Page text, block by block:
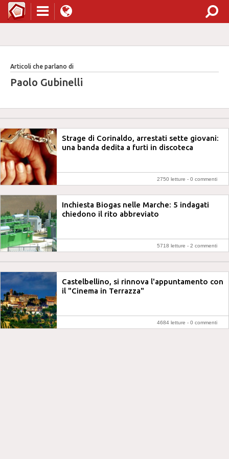
Articoli che parlano di
Paolo Gubinelli
Strage di Corinaldo, arrestati sette giovani:
una banda dedita a furti in discoteca
2750 letture - 0 commenti
Inchiesta Biogas nelle Marche: 5 indagati
chiedono il rito abbreviato
5718 letture - 2 commenti
Castelbellino, si rinnova l'appuntamento con
il "Cinema in Terrazza"
4684 letture - 0 commenti